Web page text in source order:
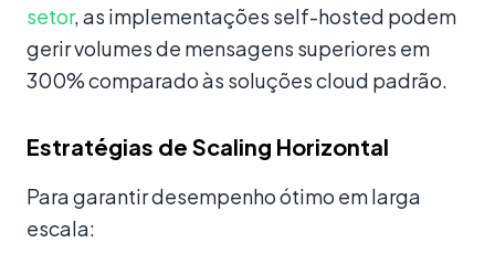
setor, as implementações self-hosted podem
gerir volumes de mensagens superiores em
300% comparado às soluções cloud padrão.
Estratégias de Scaling Horizontal
Para garantir desempenho ótimo em larga
escala: